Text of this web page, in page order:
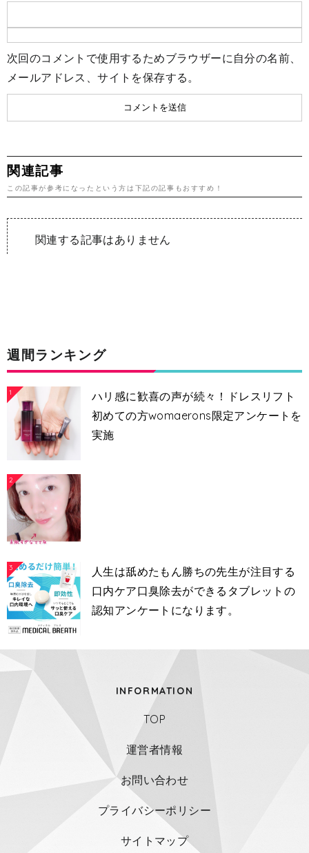
次回のコメントで使用するためブラウザーに自分の名前、
メールアドレス、サイトを保存する。
関連記事
この記事が参考になったという方は下記の記事もおすすめ！
関連する記事はありません
週間ランキング
1
ハリ感に歓喜の声が続々！ドレスリフト
初めての方womaerons限定アンケートを
実施
2
3
人生は舐めたもん勝ちの先生が注目する
口内ケア口臭除去ができるタブレットの
認知アンケートになります。
INFORMATION
TOP
運営者情報
お問い合わせ
プライバシーポリシー
サイトマップ